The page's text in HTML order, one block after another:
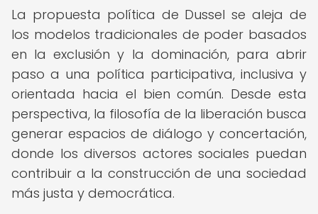
La propuesta política de Dussel se aleja de
los modelos tradicionales de poder basados
en la exclusión y la dominación, para abrir
paso a una política participativa, inclusiva y
orientada hacia el bien común. Desde esta
perspectiva, la filosofía de la liberación busca
generar espacios de diálogo y concertación,
donde los diversos actores sociales puedan
contribuir a la construcción de una sociedad
más justa y democrática.